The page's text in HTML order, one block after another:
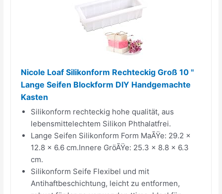
Nicole Loaf Silikonform Rechteckig Groß 10 ''
Lange Seifen Blockform DIY Handgemachte
Kasten
Silikonform rechteckig hohe qualität, aus
lebensmittelechtem Silikon Phthalatfrei.
Lange Seifen Silikonform Form MaÃŸe: 29.2 x
12.8 x 6.6 cm.Innere GröÃŸe: 25.3 x 8.8 x 6.3
cm.
Silikonform Seife Flexibel und mit
Antihaftbeschichtung, leicht zu entformen,